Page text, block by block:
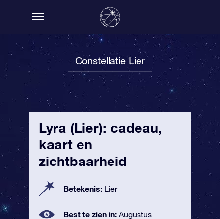
Constellatie Lier
Lyra (Lier): cadeau,
kaart en
zichtbaarheid
Betekenis: Lier
Best te zien in: Augustus